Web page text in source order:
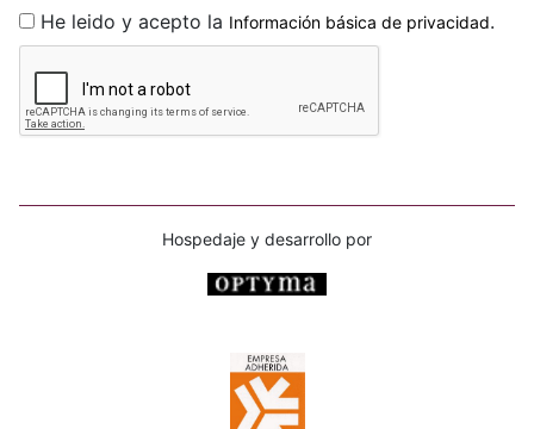
He leido y acepto la Información básica de privacidad.
Hospedaje y desarrollo por